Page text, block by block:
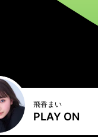
飛香まい
PLAY ON